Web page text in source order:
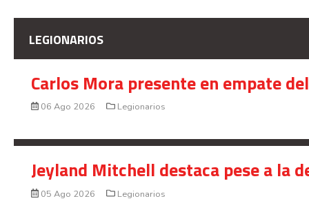
LEGIONARIOS
Carlos Mora presente en empate
06 Ago 2026 Legionarios
Jeyland Mitchell destaca pese a la
05 Ago 2026 Legionarios